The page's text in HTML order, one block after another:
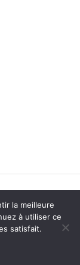
la meilleure
à utiliser ce
satisfait.